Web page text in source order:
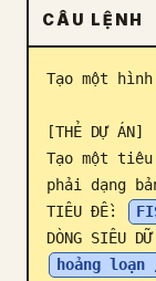
Tải xuống
Blog
Cập nhật
CÂU LỆNH
Tạo một
[THẺ DỰ ÁN]
Tạo một
phải dạng
TIÊU ĐỀ:
DÒNG SIÊU
hoảng